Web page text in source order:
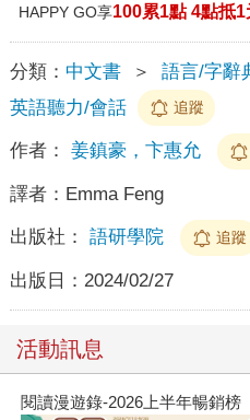
HAPPY GO享100累1點 4點抵1
分類： 中文書 ＞ 語言/字辭
英語聽力/會話
追蹤
作者： 姜鎮豪，卞惠允
譯者： Emma Feng
出版社： 語研學院 追蹤
出版日： 2024/02/27
活動訊息
閱讀漫遊錄-2026上半年暢銷榜